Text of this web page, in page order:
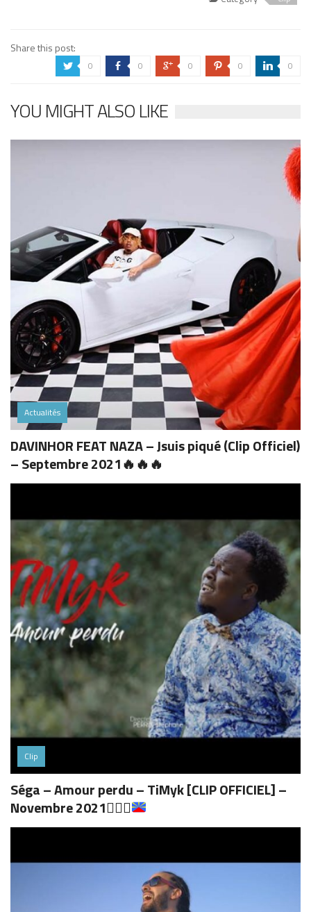
Share this post:
a 0 b 0 c 0 d 0 j 0
YOU MIGHT ALSO LIKE
Actualités
DAVINHOR FEAT NAZA – Jsuis piqué (Clip Officiel)
– Septembre 2021🔥🔥🔥
Clip
Séga – Amour perdu – TiMyk [CLIP OFFICIEL] –
Novembre 2021👌🏾🔥